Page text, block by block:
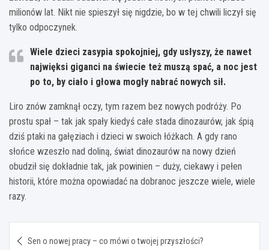
milionów lat. Nikt nie spieszył się nigdzie, bo w tej chwili liczył się
tylko odpoczynek.
Wiele dzieci zasypia spokojniej, gdy usłyszy, że nawet
najwięksi giganci na świecie też muszą spać, a noc jest
po to, by ciało i głowa mogły nabrać nowych sił.
Liro znów zamknął oczy, tym razem bez nowych podróży. Po
prostu spał – tak jak spały kiedyś całe stada dinozaurów, jak śpią
dziś ptaki na gałęziach i dzieci w swoich łóżkach. A gdy rano
słońce wzeszło nad doliną, świat dinozaurów na nowy dzień
obudził się dokładnie tak, jak powinien – duży, ciekawy i pełen
historii, które można opowiadać na dobranoc jeszcze wiele, wiele
razy.
Sen o nowej pracy – co mówi o twojej przyszłości?